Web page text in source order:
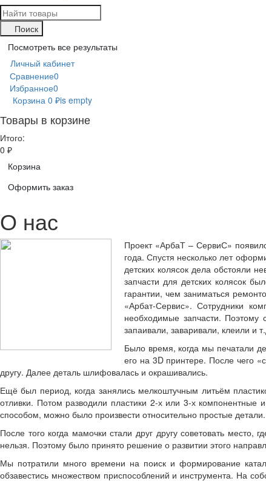
Поиск
Посмотреть все результаты
Личный кабинет
Сравнение0
Избранное0
Корзина 0 ₽is empty
Товары в корзине
Итого:
0 ₽
Корзина
Оформить заказ
О нас
Проект «АрбаТ – СервиС»
года. Спустя несколько лет
детских колясок дела обстояли
запчасти для детских колясок
гарантии, чем заниматься
«Арбат-Сервис». Сотрудники
необходимые запчасти. Поэтому
запаивали, заваривали, клеили и
Было время, когда мы печатали
его на 3D принтере. После чего
другу. Далее деталь шлифовалась и окрашивались.
Ещё был период, когда занялись мелкоштучным литьём
отливки. Потом разводили пластики 2-х или 3-х
способом, можно было произвести относительно простые детали.
После того когда мамочки стали друг другу советовать место,
нельзя. Поэтому было принято решение о развитии этого
Мы потратили много времени на поиск и формирование
обзавестись множеством приспособлений и инструмента. На